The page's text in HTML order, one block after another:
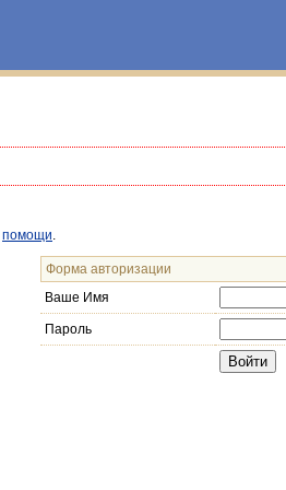
помощи
Форма авторизации
Ваше Имя
Пароль